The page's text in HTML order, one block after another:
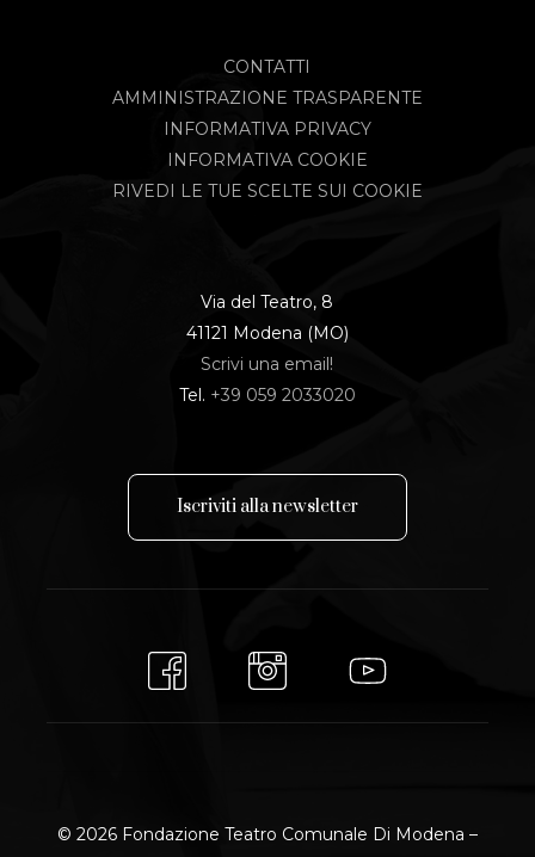
CONTATTI
AMMINISTRAZIONE TRASPARENTE
INFORMATIVA PRIVACY
INFORMATIVA COOKIE
RIVEDI LE TUE SCELTE SUI COOKIE
Via del Teatro, 8
41121 Modena (MO)
Scrivi una email!
Tel. +39 059 2033020
Iscriviti allanewsletter
© 2026 Fondazione Teatro Comunale Di Modena –